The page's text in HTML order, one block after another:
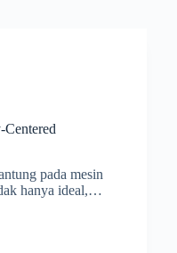
pada mesin
hanya ideal,…